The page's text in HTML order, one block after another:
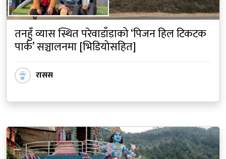
तनहुँ व्यास स्थित परेवाडाँडाको ‘पिजन हिल टिकटक
पार्क’ सञ्चालनमा [भिडियोसहित]
रासस